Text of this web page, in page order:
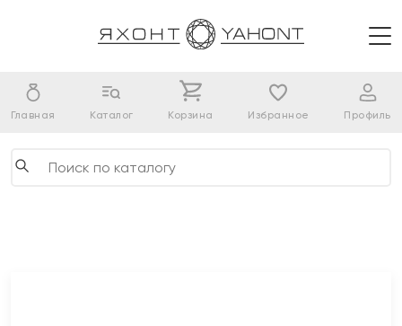
Главная Каталог Корзина Избранное Профиль